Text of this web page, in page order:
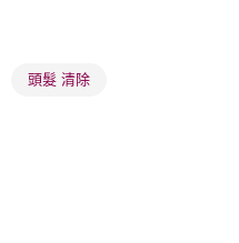
天到店，3天內
頭髮 清除